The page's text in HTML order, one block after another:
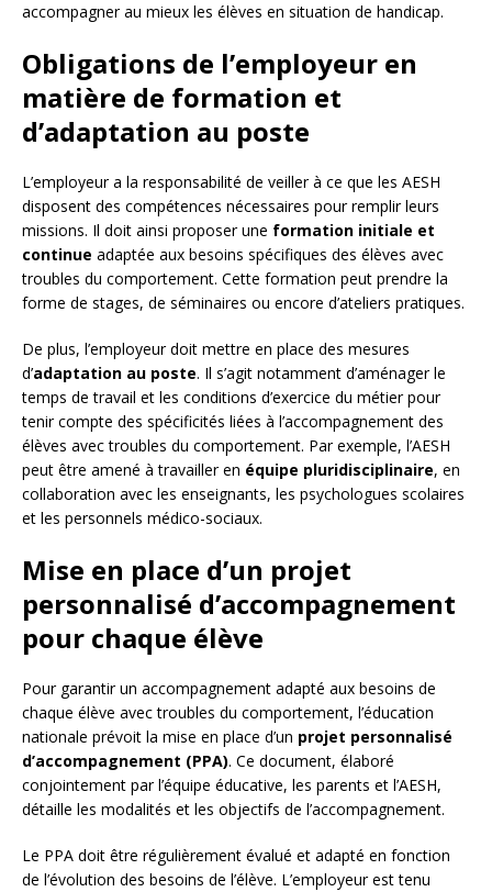
accompagner au mieux les élèves en situation de handicap.
Obligations de l’employeur en
matière de formation et
d’adaptation au poste
L’employeur a la responsabilité de veiller à ce que les AESH
disposent des compétences nécessaires pour remplir leurs
missions. Il doit ainsi proposer une formation initiale et
continue adaptée aux besoins spécifiques des élèves avec
troubles du comportement. Cette formation peut prendre la
forme de stages, de séminaires ou encore d’ateliers pratiques.
De plus, l’employeur doit mettre en place des mesures
d’adaptation au poste. Il s’agit notamment d’aménager le
temps de travail et les conditions d’exercice du métier pour
tenir compte des spécificités liées à l’accompagnement des
élèves avec troubles du comportement. Par exemple, l’AESH
peut être amené à travailler en équipe pluridisciplinaire, en
collaboration avec les enseignants, les psychologues scolaires
et les personnels médico-sociaux.
Mise en place d’un projet
personnalisé d’accompagnement
pour chaque élève
Pour garantir un accompagnement adapté aux besoins de
chaque élève avec troubles du comportement, l’éducation
nationale prévoit la mise en place d’un projet personnalisé
d’accompagnement (PPA). Ce document, élaboré
conjointement par l’équipe éducative, les parents et l’AESH,
détaille les modalités et les objectifs de l’accompagnement.
Le PPA doit être régulièrement évalué et adapté en fonction
de l’évolution des besoins de l’élève. L’employeur est tenu